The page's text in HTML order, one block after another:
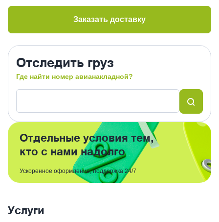
Заказать доставку
Отследить груз
Где найти номер авианакладной?
Отдельные условия тем,
кто с нами надолго
Ускоренное оформление, поддержка 24/7
Услуги